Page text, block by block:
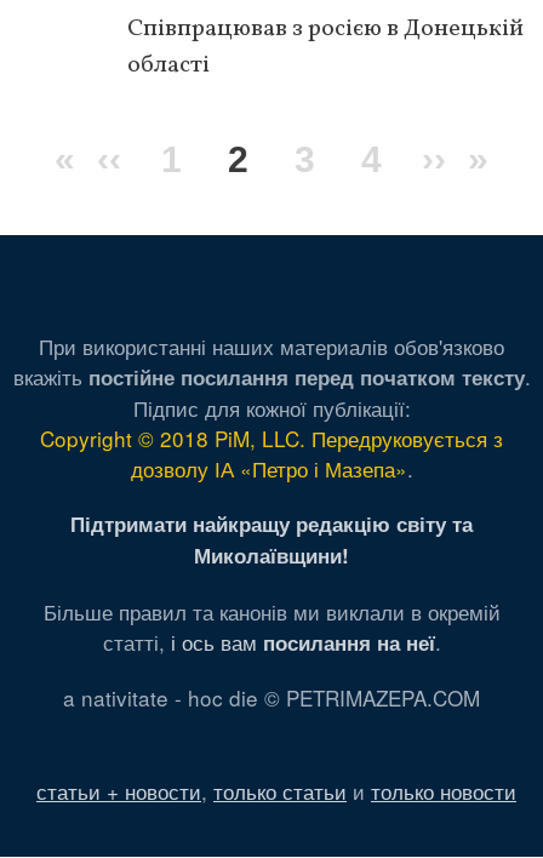
Співпрацював з росією в Донецькій
області
Перша
«
Попередня
‹‹ Сторінка
1
Поточна
2 Сторінка
3 Сторінка
4 ›› »
При використанні наших материалів обов'язково
вкажіть постійне посилання перед початком тексту.
Підпис для кожної публікації:
Copyright © 2018 PiM, LLC. Передруковується з
дозволу ІА «Петро і Мазепа».
Підтримати найкращу редакцію світу та
Миколаївщини!
Більше правил та канонів ми виклали в окремій
статті, і ось вам посилання на неї.
a nativitate - hoc die © PETRIMAZEPA.COM
статьи + новости, только статьи и только новости